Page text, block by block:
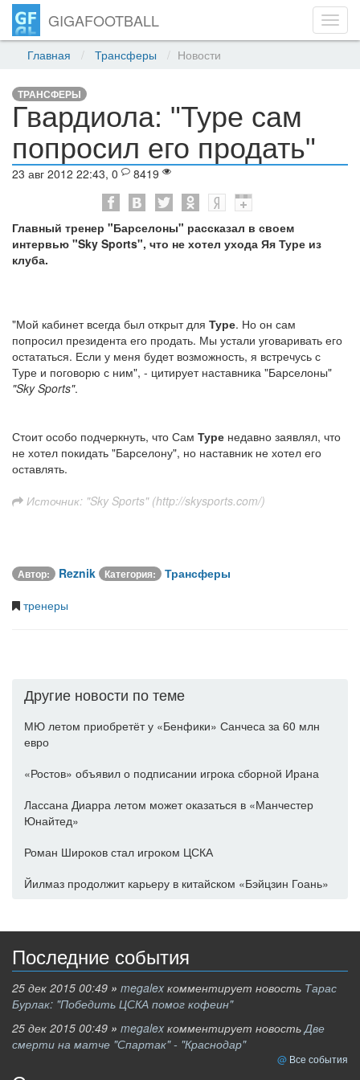
GIGAFOOTBALL
Главная Трансферы Новости
ТРАНСФЕРЫ
Гвардиола: "Туре сам
попросил его продать"
23 авг 2012 22:43, 0 8419
Главный тренер "Барселоны" рассказал в своем
интервью "Sky Sports", что не хотел ухода Яя Туре из
клуба.
"Мой кабинет всегда был открыт для Туре. Но он сам
попросил президента его продать. Мы устали уговаривать его
остататься. Если у меня будет возможность, я встречусь с
Туре и поговорю с ним", - цитирует наставника "Барселоны"
"Sky Sports".
Стоит особо подчеркнуть, что Сам Туре недавно заявлял, что
не хотел покидать "Барселону", но наставник не хотел его
оставлять.
Источник: "Sky Sports" (http://skysports.com/)
Автор: Reznik Категория:
Трансферы
тренеры
Другие новости по теме
МЮ летом приобретёт у «Бенфики» Санчеса за 60 млн
евро
«Ростов» объявил о подписании игрока сборной Ирана
Лассана Диарра летом может оказаться в «Манчестер
Юнайтед»
Роман Широков стал игроком ЦСКА
Йилмаз продолжит карьеру в китайском «Бэйцзин Гоань»
Последние события
25 дек 2015 00:49 » megalex комментирует новость Тарас
Бурлак: "Победить ЦСКА помог кофеин"
25 дек 2015 00:49 » megalex комментирует новостьДве
смерти на матче "Спартак" - "Краснодар"
Все события